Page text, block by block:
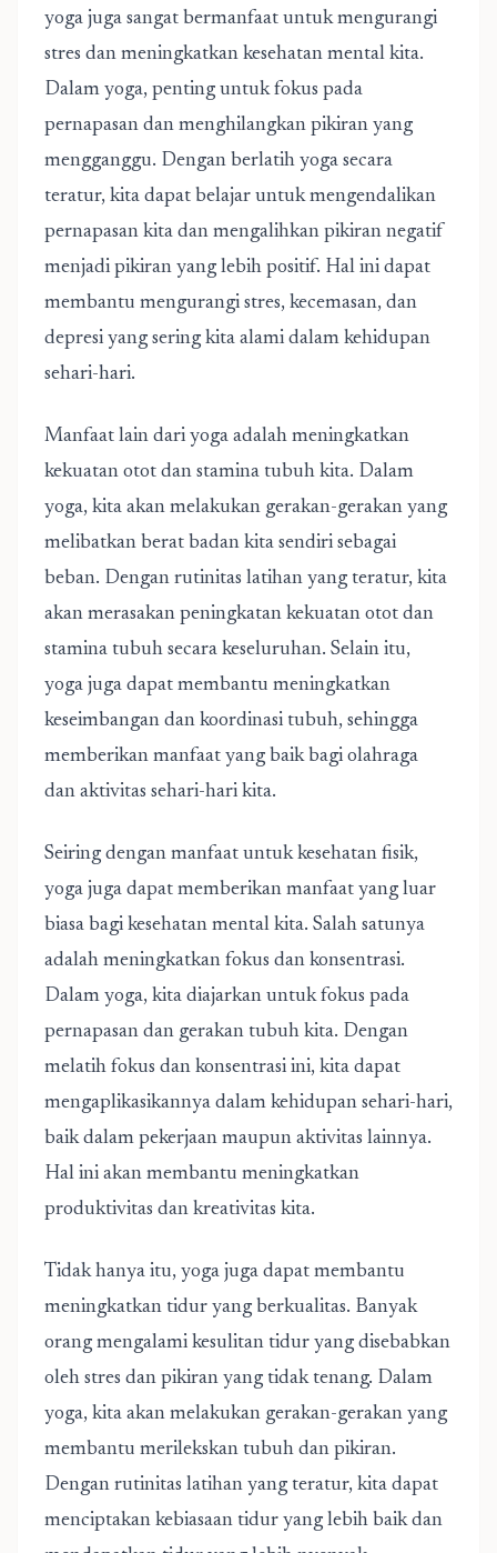
yoga juga sangat bermanfaat untuk mengurangi
stres dan meningkatkan kesehatan mental kita.
Dalam yoga, penting untuk fokus pada
pernapasan dan menghilangkan pikiran yang
mengganggu. Dengan berlatih yoga secara
teratur, kita dapat belajar untuk mengendalikan
pernapasan kita dan mengalihkan pikiran negatif
menjadi pikiran yang lebih positif. Hal ini dapat
membantu mengurangi stres, kecemasan, dan
depresi yang sering kita alami dalam kehidupan
sehari-hari.
Manfaat lain dari yoga adalah meningkatkan
kekuatan otot dan stamina tubuh kita. Dalam
yoga, kita akan melakukan gerakan-gerakan yang
melibatkan berat badan kita sendiri sebagai
beban. Dengan rutinitas latihan yang teratur, kita
akan merasakan peningkatan kekuatan otot dan
stamina tubuh secara keseluruhan. Selain itu,
yoga juga dapat membantu meningkatkan
keseimbangan dan koordinasi tubuh, sehingga
memberikan manfaat yang baik bagi olahraga
dan aktivitas sehari-hari kita.
Seiring dengan manfaat untuk kesehatan fisik,
yoga juga dapat memberikan manfaat yang luar
biasa bagi kesehatan mental kita. Salah satunya
adalah meningkatkan fokus dan konsentrasi.
Dalam yoga, kita diajarkan untuk fokus pada
pernapasan dan gerakan tubuh kita. Dengan
melatih fokus dan konsentrasi ini, kita dapat
mengaplikasikannya dalam kehidupan sehari-hari,
baik dalam pekerjaan maupun aktivitas lainnya.
Hal ini akan membantu meningkatkan
produktivitas dan kreativitas kita.
Tidak hanya itu, yoga juga dapat membantu
meningkatkan tidur yang berkualitas. Banyak
orang mengalami kesulitan tidur yang disebabkan
oleh stres dan pikiran yang tidak tenang. Dalam
yoga, kita akan melakukan gerakan-gerakan yang
membantu merilekskan tubuh dan pikiran.
Dengan rutinitas latihan yang teratur, kita dapat
menciptakan kebiasaan tidur yang lebih baik dan